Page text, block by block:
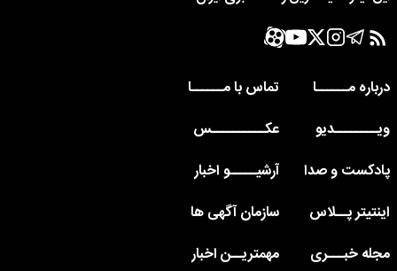
درباره مــــــا
تماس با مــــــا
ویــــــــدیو
عکــــــــــس
پادکست و صدا
آرشیـــــو اخبار
اینتیتر پــلاس
سازمان آگهی ها
مجله خبـــری
مهمتریــن اخبار